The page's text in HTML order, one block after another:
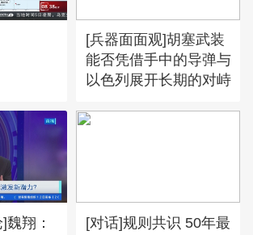
[兵器面面观]胡塞武装
能否凭借手中的导弹与
以色列展开长期的对峙
翔：
[对话]规则共识 50年最